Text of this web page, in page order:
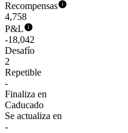
Recompensas
4,758
P&L
-18,042
Desafío
2
Repetible
-
Finaliza en
Caducado
Se actualiza en
-